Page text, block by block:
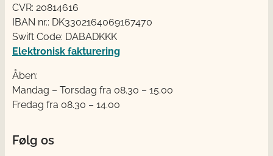
CVR: 20814616
IBAN nr.: DK3302164069167470
Swift Code: DABADKKK
Elektronisk fakturering
Åben:
Mandag – Torsdag fra 08.30 – 15.00
Fredag fra 08.30 – 14.00
Følg os